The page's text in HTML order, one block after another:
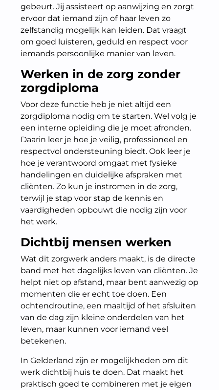
gebeurt. Jij assisteert op aanwijzing en zorgt
ervoor dat iemand zijn of haar leven zo
zelfstandig mogelijk kan leiden. Dat vraagt
om goed luisteren, geduld en respect voor
iemands persoonlijke manier van leven.
Werken in de zorg zonder
zorgdiploma
Voor deze functie heb je niet altijd een
zorgdiploma nodig om te starten. Wel volg je
een interne opleiding die je moet afronden.
Daarin leer je hoe je veilig, professioneel en
respectvol ondersteuning biedt. Ook leer je
hoe je verantwoord omgaat met fysieke
handelingen en duidelijke afspraken met
cliënten. Zo kun je instromen in de zorg,
terwijl je stap voor stap de kennis en
vaardigheden opbouwt die nodig zijn voor
het werk.
Dichtbij mensen werken
Wat dit zorgwerk anders maakt, is de directe
band met het dagelijks leven van cliënten. Je
helpt niet op afstand, maar bent aanwezig op
momenten die er echt toe doen. Een
ochtendroutine, een maaltijd of het afsluiten
van de dag zijn kleine onderdelen van het
leven, maar kunnen voor iemand veel
betekenen.
In Gelderland zijn er mogelijkheden om dit
werk dichtbij huis te doen. Dat maakt het
praktisch goed te combineren met je eigen